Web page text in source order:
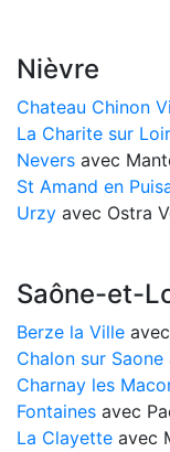
Nièvre
Chateau Chinon
La Charite sur
Nevers avec
St Amand en
Urzy avec Ostra
Saône-et-
Berze la Ville
Chalon sur Saone
Charnay les
Fontaines avec
La Clayette avec